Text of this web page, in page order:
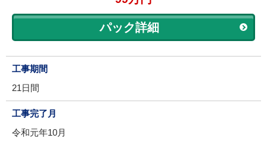
パック詳細
工事期間
21日間
工事完了月
令和元年10月